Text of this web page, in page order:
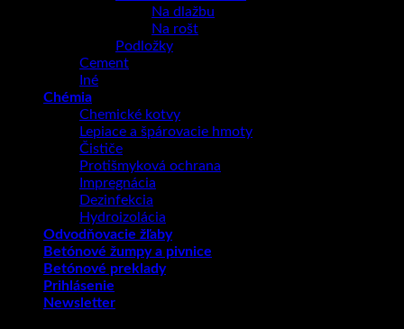
Na dlažbu
Na rošt
Podložky
Cement
Iné
Chémia
Chemické kotvy
Lepiace a špárovacie hmoty
Čističe
Protišmyková ochrana
Impregnácia
Dezinfekcia
Hydroizolácia
Odvodňovacie žľaby
Betónové žumpy a pivnice
Betónové preklady
Prihlásenie
Newsletter